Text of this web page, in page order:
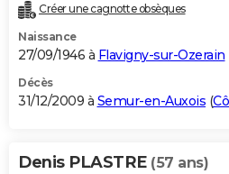
Créer une cagnotte obsèques
Naissance
27/09/1946 à Flavigny-sur-Ozerain
Décès
31/12/2009 à Semur-en-Auxois (
Denis PLASTRE (57 ans)